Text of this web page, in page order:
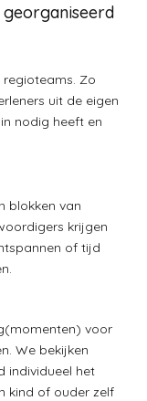
georganiseerd
regioteams. Zo
uit de eigen
nodig heeft en
blokken van
krijgen
of tijd
voor
We bekijken
individueel het
kind of ouder zelf